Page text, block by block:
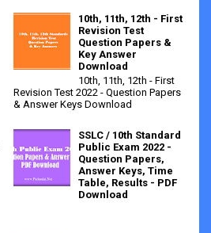
10th, 11th, 12th - First
Revision Test
Question Papers &
Key Answer
Download
10th, 11th, 12th - First
Revision Test 2022 - Question Papers
& Answer Keys Download
SSLC / 10th Standard
Public Exam 2022 -
Question Papers,
Answer Keys, Time
Table, Results - PDF
Download